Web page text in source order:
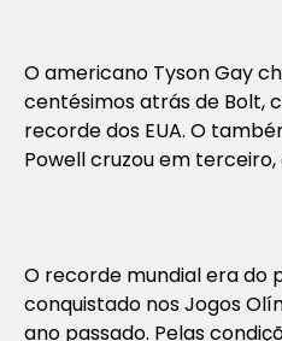
O americano Tyson Gay
centésimos atrás de Bolt,
recorde dos EUA. O
Powell cruzou em terceiro,
O recorde mundial era do
conquistado nos Jogos
ano passado. Pelas